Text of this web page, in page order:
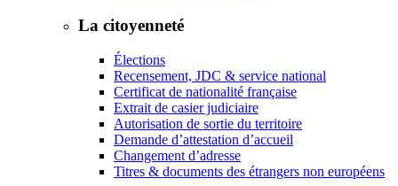
La citoyenneté
Élections
Recensement, JDC & service national
Certificat de nationalité française
Extrait de casier judiciaire
Autorisation de sortie du territoire
Demande d’attestation d’accueil
Changement d’adresse
Titres & documents des étrangers non européens